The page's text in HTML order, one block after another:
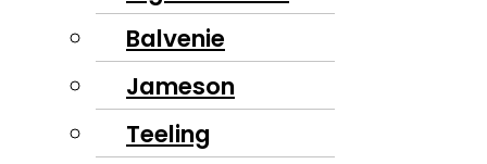
Balvenie
Jameson
Teeling